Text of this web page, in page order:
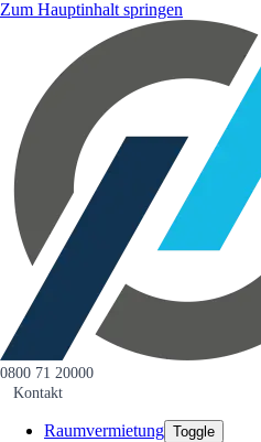
Zum Hauptinhalt springen
0800 71 20000
Kontakt
Raumvermietung Toggle